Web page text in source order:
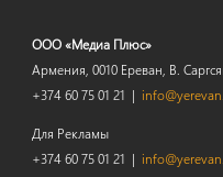
ООО «Медиа Плюс»
Армения, 0010 Ереван, В.
+374 60 75 01 21 |
Для Рекламы
+374 60 75 01 21 |